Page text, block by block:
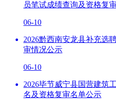
员笔试成绩查询及资格复
06-10
2026黔西南安龙县补充选
审情况公示
06-10
2026毕节威宁县国营建筑
名及资格复审名单公示